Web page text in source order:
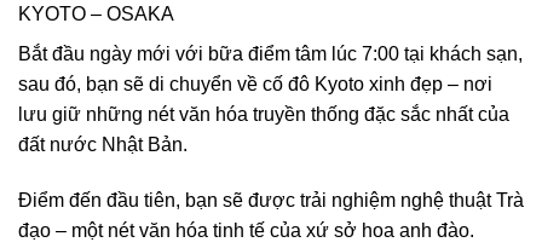
KYOTO – OSAKA
Bắt đầu ngày mới với bữa điểm tâm lúc 7:00 tại khách sạn,
sau đó, bạn sẽ di chuyển về cố đô Kyoto xinh đẹp – nơi
lưu giữ những nét văn hóa truyền thống đặc sắc nhất của
đất nước Nhật Bản.
Điểm đến đầu tiên, bạn sẽ được trải nghiệm nghệ thuật Trà
đạo – một nét văn hóa tinh tế của xứ sở hoa anh đào.